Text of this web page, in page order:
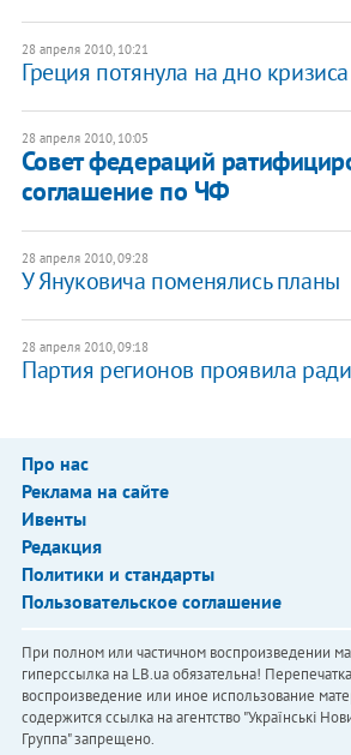
28 апреля 2010, 10:21
Греция потянула на дно
28 апреля 2010, 10:05
Совет федераций
соглашение по ЧФ
28 апреля 2010, 09:28
У Януковича поменялись планы
28 апреля 2010, 09:18
Партия регионов проявила
Про нас
Реклама на сайте
Ивенты
Редакция
Политики и стандарты
Пользовательское соглашение
При полном или частичном воспроизведении
гиперссылка на LB.ua обязательна!
воспроизведение или иное использование
содержится ссылка на агентство "Українськi
Группа" запрещено.